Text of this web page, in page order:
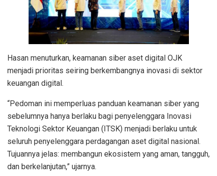
Hasan menuturkan, keamanan siber aset digital OJK
menjadi prioritas seiring berkembangnya inovasi di sektor
keuangan digital.
“Pedoman ini memperluas panduan keamanan siber yang
sebelumnya hanya berlaku bagi penyelenggara Inovasi
Teknologi Sektor Keuangan (ITSK) menjadi berlaku untuk
seluruh penyelenggara perdagangan aset digital nasional.
Tujuannya jelas: membangun ekosistem yang aman, tangguh,
dan berkelanjutan,” ujarnya.